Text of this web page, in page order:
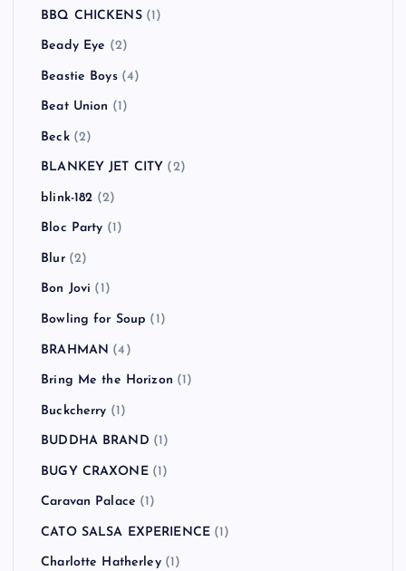
BBQ CHICKENS(1)
Beady Eye (2)
Beastie Boys(4)
Beat Union (1)
Beck(2)
BLANKEY JET CITY (2)
blink-182 (2)
Bloc Party (1)
Blur(2)
Bon Jovi (1)
Bowling for Soup (1)
BRAHMAN (4)
Bring Me the Horizon (1)
Buckcherry (1)
BUDDHA BRAND (1)
BUGY CRAXONE(1)
Caravan Palace (1)
CATO SALSA EXPERIENCE (1)
Charlotte Hatherley(1)